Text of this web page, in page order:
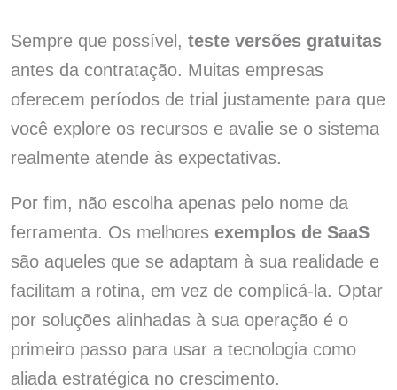
Sempre que possível, teste versões gratuitas
antes da contratação. Muitas empresas
oferecem períodos de trial justamente para que
você explore os recursos e avalie se o sistema
realmente atende às expectativas.
Por fim, não escolha apenas pelo nome da
ferramenta. Os melhores exemplos de SaaS
são aqueles que se adaptam à sua realidade e
facilitam a rotina, em vez de complicá-la. Optar
por soluções alinhadas à sua operação é o
primeiro passo para usar a tecnologia como
aliada estratégica no crescimento.